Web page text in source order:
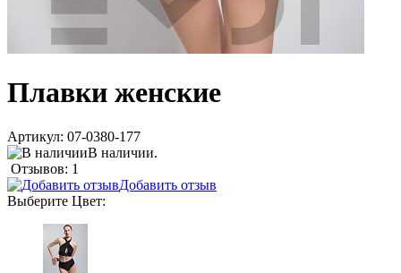
Плавки женские
Артикул: 07-0380-177
В наличии.
Отзывов: 1
Добавить отзыв
Выберите Цвет: